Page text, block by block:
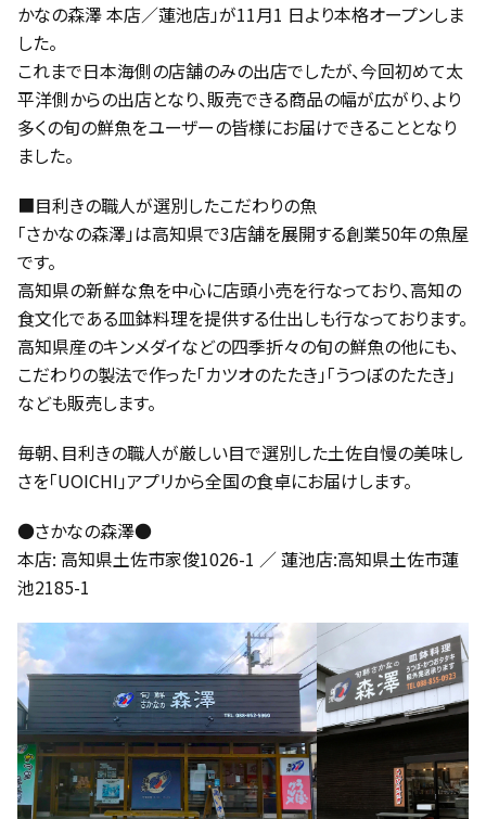
かなの森澤 本店／蓮池店」が11月1 日より本格オープンしま
した。
これまで日本海側の店舗のみの出店でしたが、今回初めて太
平洋側からの出店となり、販売できる商品の幅が広がり、より
多くの旬の鮮魚をユーザーの皆様にお届けできることとなり
ました。
■目利きの職人が選別したこだわりの魚
「さかなの森澤」は高知県で3店舗を展開する創業50年の魚屋
です。
高知県の新鮮な魚を中心に店頭小売を行なっており、高知の
食文化である皿鉢料理を提供する仕出しも行なっております。
高知県産のキンメダイなどの四季折々の旬の鮮魚の他にも、
こだわりの製法で作った「カツオのたたき」「うつぼのたたき」
なども販売します。
毎朝、目利きの職人が厳しい目で選別した土佐自慢の美味し
さを「UOICHI」アプリから全国の食卓にお届けします。
●さかなの森澤●
本店: 高知県土佐市家俊1026-1 ／ 蓮池店:高知県土佐市蓮
池2185-1